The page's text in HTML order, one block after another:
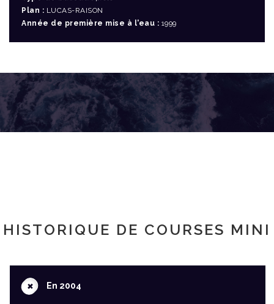
Plan : LUCAS-RAISON
Année de première mise à l'eau : 1999
HISTORIQUE DE COURSES MINI
+En 2004